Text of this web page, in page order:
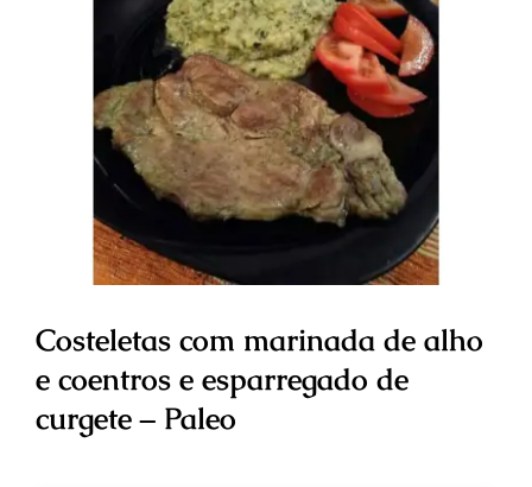
Costeletas com marinada de alho
e coentros e esparregado de
curgete – Paleo